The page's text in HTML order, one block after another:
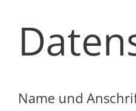
Name und